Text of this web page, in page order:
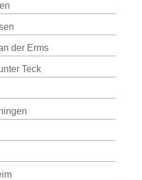
der Erms
Teck